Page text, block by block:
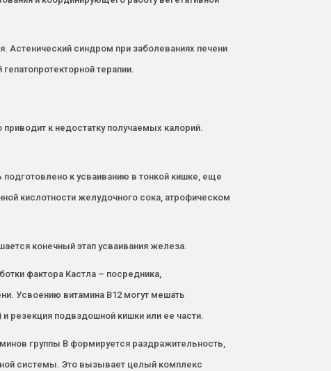
синдром при заболеваниях печени
терапии.
к недостатку получаемых калорий.
к усваиванию в тонкой кишке, еще
кислотности желудочного сока, атрофическом
конечный этап усваивания железа.
фактора Кастла – посредника,
Усвоению витамина В12 могут мешать
резекция подвздошной кишки или ее части.
группы В формируется раздражительность,
системы. Это вызывает целый комплекс